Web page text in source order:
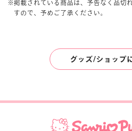
掲載されている商品は、予告なく品切
すので、予めご了承ください。
グッズ/ショップ